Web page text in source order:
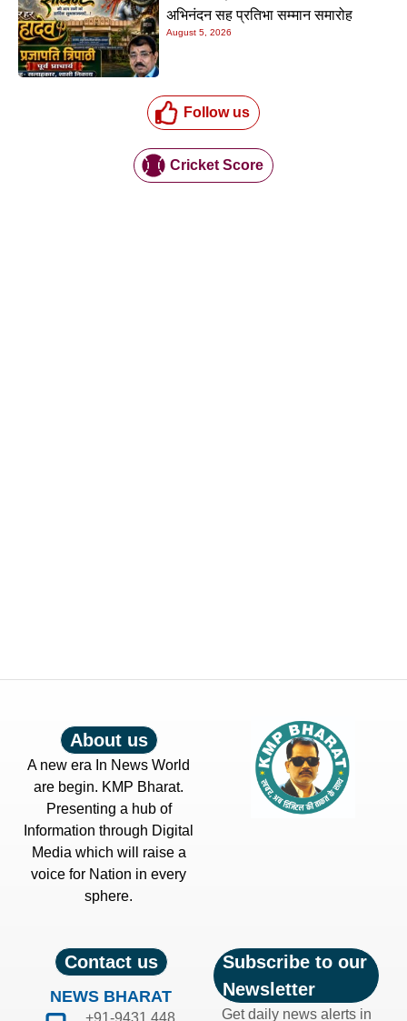
अभिनंदन सह प्रतिभा सम्मान समारोह
August 5, 2026
Follow us
Cricket Score
About us
A new era In News World
are begin. KMP Bharat.
Presenting a hub of
Information through Digital
Media which will raise a
voice for Nation in every
sphere.
Contact us
NEWS BHARAT
+91-9431 448
Subscribe to our
Newsletter
Get daily news alerts in